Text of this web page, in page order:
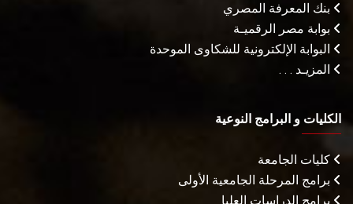
بنك المعرفة المصري
بوابة مصر الرقميـة
البوابة الإلكترونية للشكاوى الموحدة
المزيـد . . .
الكليات و البرامج النوعية
كليات الجامعة
برامج المرحلة الجامعية الأولى
برامج الدراسات العليا